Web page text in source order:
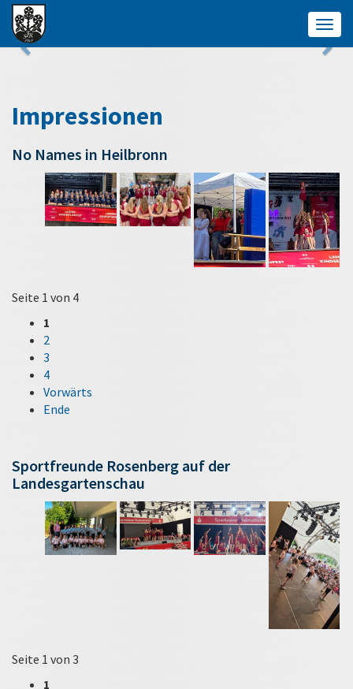
Impressionen
No Names in Heilbronn
Seite 1 von 4
1
2
3
4
Vorwärts
Ende
Sportfreunde Rosenberg auf der
Landesgartenschau
Seite 1 von 3
1